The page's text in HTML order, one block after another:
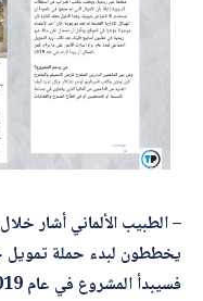
– الطبيب الألماني أشار خلال
يخططون لبدء حملة تمويل
فسيبدأ المشروع في عام 2019”.